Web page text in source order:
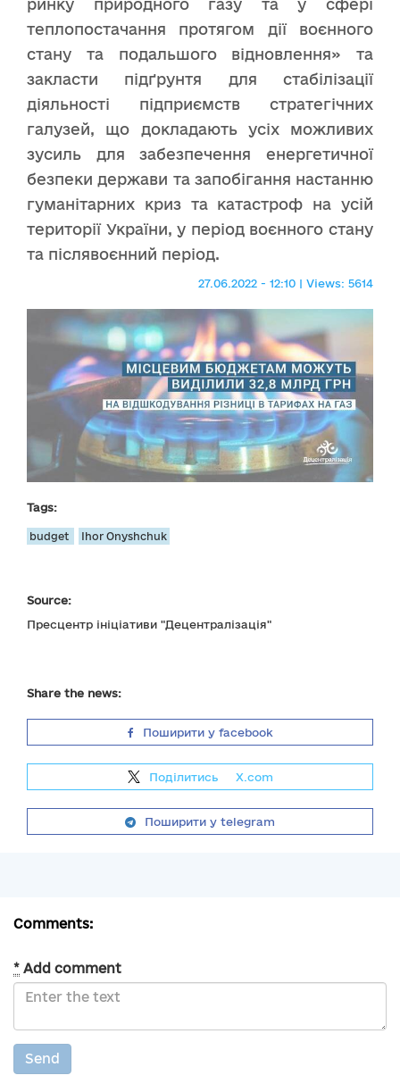
ринку природного газу та у сфері
теплопостачання протягом дії воєнного
стану та подальшого відновлення» та
закласти підґрунтя для стабілізації
діяльності підприємств стратегічних
галузей, що докладають усіх можливих
зусиль для забезпечення енергетичної
безпеки держави та запобігання настанню
гуманітарних криз та катастроф на усій
території України, у період воєнного стану
та післявоєнний період.
27.06.2022 - 12:10 | Views: 5614
Tags:
budget Ihor Onyshchuk
Source:
Пресцентр ініціативи "Децентралізація"
Share the news:
Поширити у facebook
Поділитись X.com
Поширити у telegram
Comments:
* Add comment
Send